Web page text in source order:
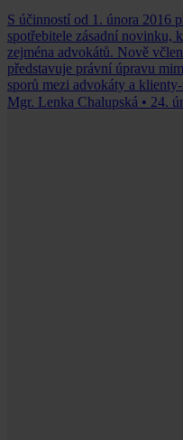
S účinností od 1. února 2016
spotřebitele zásadní novinku,
zejména advokátů. Nově
představuje právní úpravu
sporů mezi advokáty a
Mgr. Lenka Chalupská • 24.